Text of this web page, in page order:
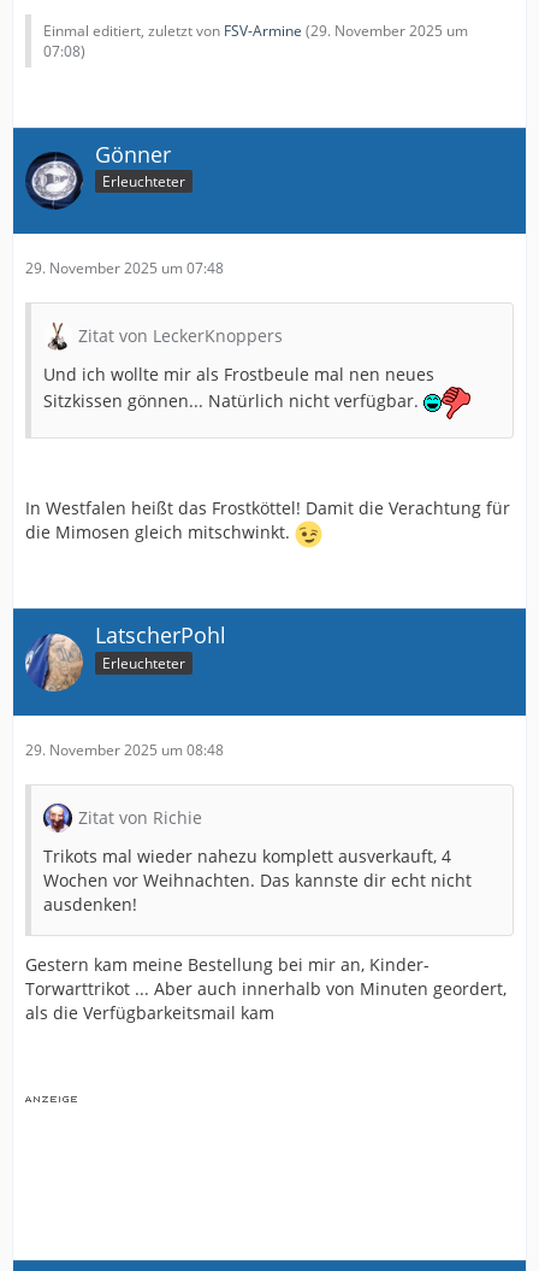
Einmal editiert, zuletzt von FSV-Armine (29. November 2025 um
07:08)
Gönner
Erleuchteter
29. November 2025 um 07:48
Zitat von LeckerKnoppers
Und ich wollte mir als Frostbeule mal nen neues
Sitzkissen gönnen... Natürlich nicht verfügbar.
In Westfalen heißt das Frostköttel! Damit die Verachtung für
die Mimosen gleich mitschwinkt.
LatscherPohl
Erleuchteter
29. November 2025 um 08:48
Zitat von Richie
Trikots mal wieder nahezu komplett ausverkauft, 4
Wochen vor Weihnachten. Das kannste dir echt nicht
ausdenken!
Gestern kam meine Bestellung bei mir an, Kinder-
Torwarttrikot ... Aber auch innerhalb von Minuten geordert,
als die Verfügbarkeitsmail kam